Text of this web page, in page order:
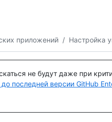
приложений / Настройка
не будут даже при
последней версии GitHub